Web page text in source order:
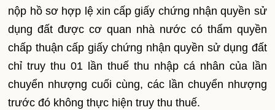
nộp hồ sơ hợp lệ xin cấp giấy chứng nhận quyền sử
dụng đất được cơ quan nhà nước có thẩm quyền
chấp thuận cấp giấy chứng nhận quyền sử dụng đất
chỉ truy thu 01 lần thuế thu nhập cá nhân của lần
chuyển nhượng cuối cùng, các lần chuyển nhượng
trước đó không thực hiện truy thu thuế.